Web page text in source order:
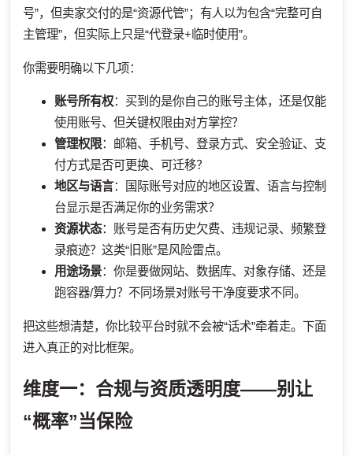
号”，但卖家交付的是“资源代管”；有人以为包含“完整可自
主管理”，但实际上只是“代登录+临时使用”。
你需要明确以下几项：
账号所有权：买到的是你自己的账号主体，还是仅能
使用账号、但关键权限由对方掌控？
管理权限：邮箱、手机号、登录方式、安全验证、支
付方式是否可更换、可迁移？
地区与语言：国际账号对应的地区设置、语言与控制
台显示是否满足你的业务需求？
资源状态：账号是否有历史欠费、违规记录、频繁登
录痕迹？这类“旧账”是风险雷点。
用途场景：你是要做网站、数据库、对象存储、还是
跑容器/算力？不同场景对账号干净度要求不同。
把这些想清楚，你比较平台时就不会被“话术”牵着走。下面
进入真正的对比框架。
维度一：合规与资质透明度——别让
“概率”当保险